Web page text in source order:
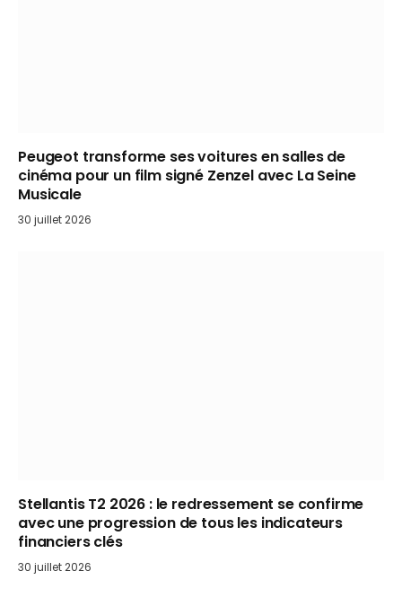
Peugeot transforme ses voitures en salles de
cinéma pour un film signé Zenzel avec La Seine
Musicale
30 juillet 2026
Stellantis T2 2026 : le redressement se confirme
avec une progression de tous les indicateurs
financiers clés
30 juillet 2026